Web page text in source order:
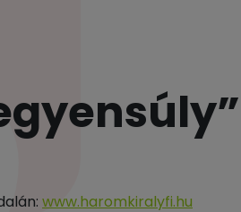
www.haromkiralyfi.hu